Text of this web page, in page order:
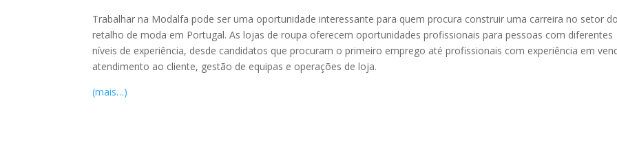
Trabalhar na Modalfa pode ser uma oportunidade interessante para quem procura construir uma carreira no setor
retalho de moda em Portugal. As lojas de roupa oferecem oportunidades profissionais para pessoas com diferentes
níveis de experiência, desde candidatos que procuram o primeiro emprego até profissionais com experiência em
atendimento ao cliente, gestão de equipas e operações de loja.
(mais…)